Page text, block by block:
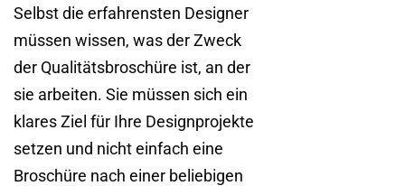
Selbst die erfahrensten Designer
müssen wissen, was der Zweck
der Qualitätsbroschüre ist, an der
sie arbeiten. Sie müssen sich ein
klares Ziel für Ihre Designprojekte
setzen und nicht einfach eine
Broschüre nach einer beliebigen